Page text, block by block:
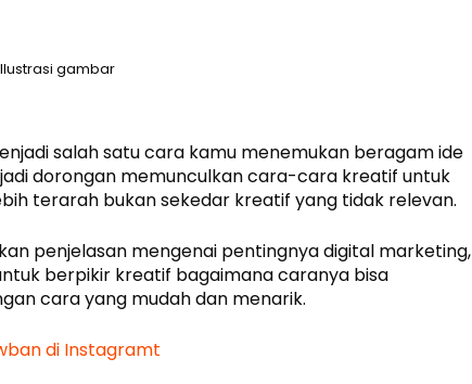
Ilustrasi gambar
salah satu cara kamu menemukan beragam ide
dorongan memunculkan cara-cara kreatif untuk
terarah bukan sekedar kreatif yang tidak relevan.
penjelasan mengenai pentingnya digital marketing,
berpikir kreatif bagaimana caranya bisa
cara yang mudah dan menarik.
di Instagramt